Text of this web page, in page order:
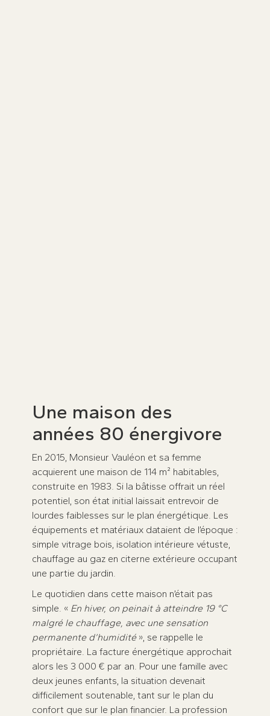
Une maison des
années 80 énergivore
En 2015, Monsieur Vauléon et sa femme
acquierent une maison de 114 m² habitables,
construite en 1983. Si la bâtisse offrait un réel
potentiel, son état initial laissait entrevoir de
lourdes faiblesses sur le plan énergétique. Les
équipements et matériaux dataient de l’époque :
simple vitrage bois, isolation intérieure vétuste,
chauffage au gaz en citerne extérieure occupant
une partie du jardin.
Le quotidien dans cette maison n’était pas
simple. « En hiver, on peinait à atteindre 19 °C
malgré le chauffage, avec une sensation
permanente d’humidité», se rappelle le
propriétaire. La facture énergétique approchait
alors les 3 000 € par an. Pour une famille avec
deux jeunes enfants, la situation devenait
difficilement soutenable, tant sur le plan du
confort que sur le plan financier. La profession